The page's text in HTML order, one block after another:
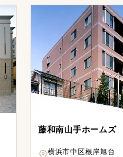
藤和南山手ホームズ
横浜市中区根岸旭台